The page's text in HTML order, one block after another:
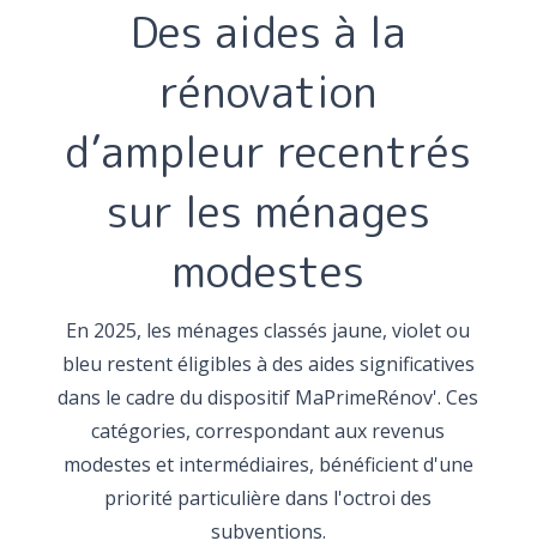
Des aides à la
rénovation
d’ampleur recentrés
sur les ménages
modestes
En 2025, les ménages classés jaune, violet ou
bleu restent éligibles à des aides significatives
dans le cadre du dispositif MaPrimeRénov'. Ces
catégories, correspondant aux revenus
modestes et intermédiaires, bénéficient d'une
priorité particulière dans l'octroi des
subventions.